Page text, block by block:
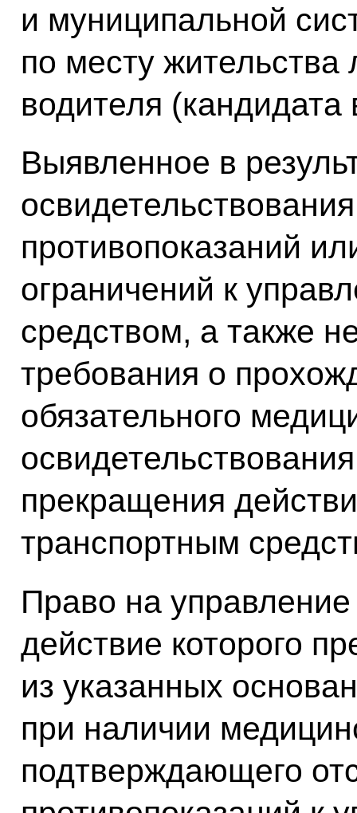
и муниципальной
по месту
водителя (кандидата
Выявленное в
противопоказаний
ограничений к
средством, а также
требования о
обязательного
прекращения
транспортным
Право на
действие которого
из указанных
при наличии
подтверждающего